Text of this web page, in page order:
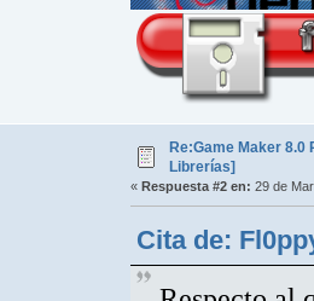
Re:Game Maker 8.0
Librerías]
« Respuesta #2 en: 29 de
Cita de: